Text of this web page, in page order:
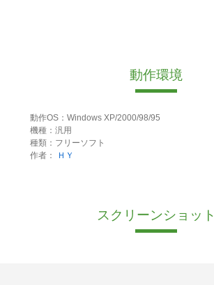
動作環境
動作OS：Windows XP/2000/98/95
機種：汎用
種類：フリーソフト
作者：
ＨＹ
スクリーンショット